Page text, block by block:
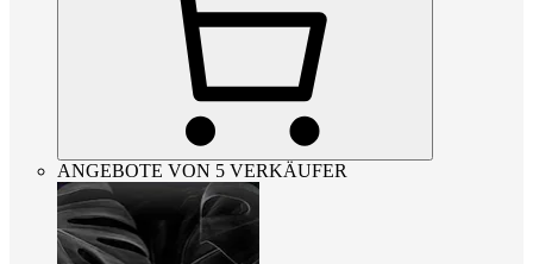
ANGEBOTE VON 5 VERKÄUFER